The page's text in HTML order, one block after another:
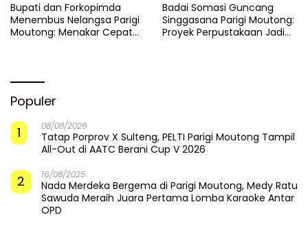
​Bupati dan Forkopimda
Menembus Nelangsa Parigi
Moutong: Menakar Cepat
Badai Somasi Guncang
Singgasana Parigi Moutong:
Proyek Perpustakaan Jadi
Populer
1
08/08/2026
Tatap Porprov X Sulteng, PELTI Parigi Moutong Tampil
All-Out di AATC Berani Cup V 2026
2 16/08/2025
Nada Merdeka Bergema di Parigi Moutong, Medy Ratu
Sawuda Meraih Juara Pertama Lomba Karaoke Antar
OPD